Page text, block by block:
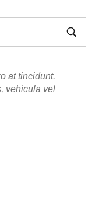
at tincidunt.
vehicula vel